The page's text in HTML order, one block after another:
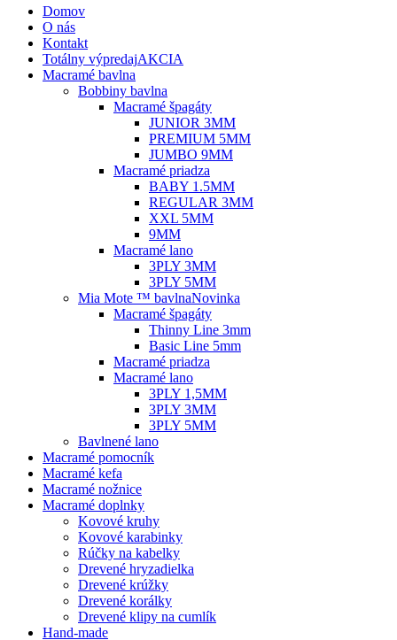
Domov
O nás
Kontakt
Totálny výpredajAKCIA
Macramé bavlna
Bobbiny bavlna
Macramé špagáty
JUNIOR 3MM
PREMIUM 5MM
JUMBO 9MM
Macramé priadza
BABY 1.5MM
REGULAR 3MM
XXL 5MM
9MM
Macramé lano
3PLY 3MM
3PLY 5MM
Mia Mote ™ bavlnaNovinka
Macramé špagáty
Thinny Line 3mm
Basic Line 5mm
Macramé priadza
Macramé lano
3PLY 1,5MM
3PLY 3MM
3PLY 5MM
Bavlnené lano
Macramé pomocník
Macramé kefa
Macramé nožnice
Macramé doplnky
Kovové kruhy
Kovové karabinky
Rúčky na kabelky
Drevené hryzadielka
Drevené krúžky
Drevené korálky
Drevené klipy na cumlík
Hand-made